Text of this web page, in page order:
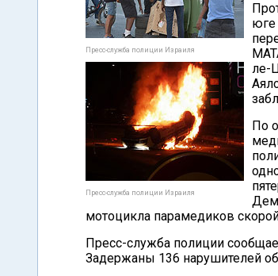
Пресс-служба полиции Израиля
Пресс-служба полиции Израиля
юге
ле-
По
мотоцикла парамедиков
Пресс-служба полиции
Задержаны 136 нарушителей